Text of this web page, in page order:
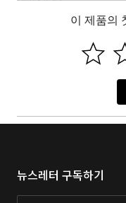
이 제품의
뉴스레터 구독하기